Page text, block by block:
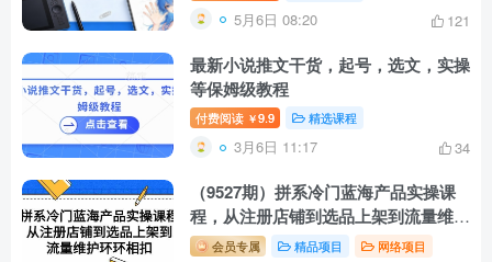
5月6日 08:20 121
最新小说推文干货，起号，选文，实操
等保姆级教程
付费阅读 ￥9.9 精选课程
3月6日 11:17 34
（9527期）拼系冷门蓝海产品实操课
程，从注册店铺到选品上架到流量维护
环环相扣
会员专属 精品项目 网络项目